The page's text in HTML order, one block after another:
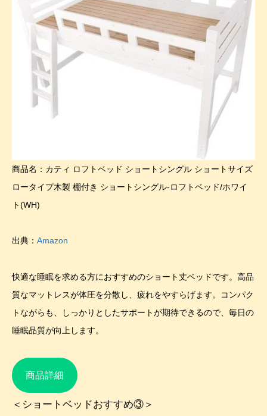
商品名：カティ ロフトベッド ショートシングル ショートサイズ
ロータイプ木製 棚付き ショートシングル-ロフトベッド/ホワイ
ト(WH)
出典： Amazon
快適な睡眠を求める方におすすめのショート丈ベッドです。高品
質なマットレスが体圧を分散し、疲れをやすらげます。コンパク
トながらも、しっかりとしたサポートが期待できるので、毎日の
睡眠品質が向上します。
商品詳細
＜ショートベッドおすすめ③＞